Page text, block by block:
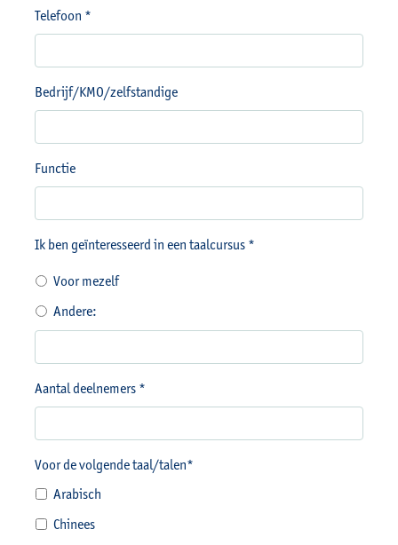
Telefoon *
Bedrijf/KMO/zelfstandige
Functie
Ik ben geïnteresseerd in een taalcursus *
Voor mezelf
Andere:
Aantal deelnemers *
Voor de volgende taal/talen*
Arabisch
Chinees